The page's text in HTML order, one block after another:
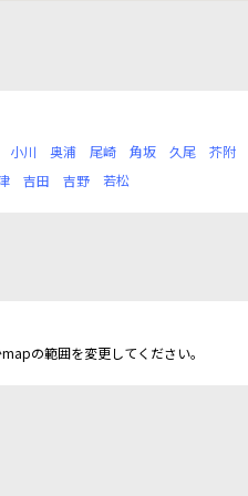
小川 奥浦 尾崎 角坂 久尾 芥附
吉田 吉野 若松
の範囲を変更してください。